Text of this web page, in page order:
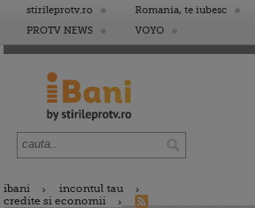
stirileprotv.ro Romania, te iubesc
PROTV NEWS
VOYO
ibani
incontul tau
credite si economii